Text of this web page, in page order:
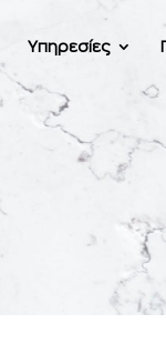
Υπηρεσίες